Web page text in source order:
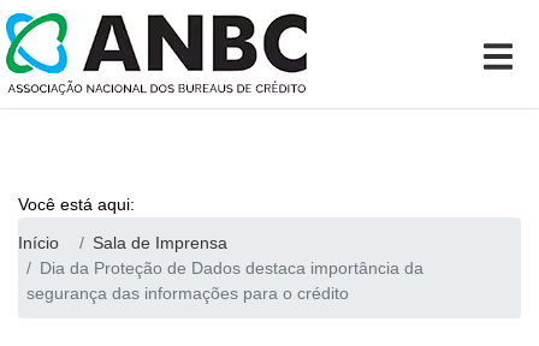
Você está aqui:
Início
Sala de Imprensa
Dia da Proteção de Dados destaca importância da
segurança das informações para o crédito